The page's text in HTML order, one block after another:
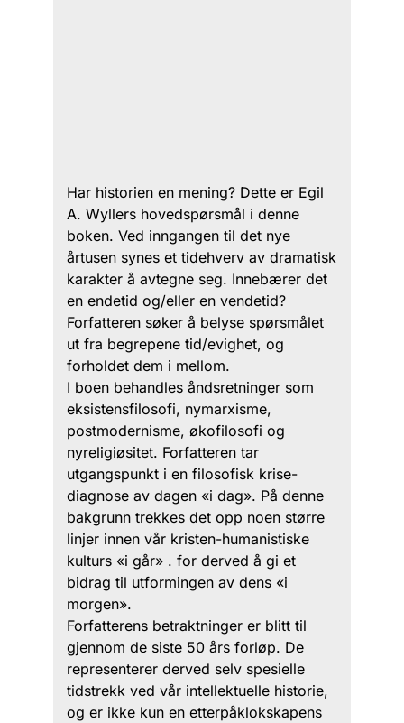
Har historien en mening? Dette er Egil
A. Wyllers hovedspørsmål i denne
boken. Ved inngangen til det nye
årtusen synes et tidehverv av dramatisk
karakter å avtegne seg. Innebærer det
en endetid og/eller en vendetid?
Forfatteren søker å belyse spørsmålet
ut fra begrepene tid/evighet, og
forholdet dem i mellom.
I boen behandles åndsretninger som
eksistensfilosofi, nymarxisme,
postmodernisme, økofilosofi og
nyreligiøsitet. Forfatteren tar
utgangspunkt i en filosofisk krise-
diagnose av dagen «i dag». På denne
bakgrunn trekkes det opp noen større
linjer innen vår kristen-humanistiske
kulturs «i går» . for derved å gi et
bidrag til utformingen av dens «i
morgen».
Forfatterens betraktninger er blitt til
gjennom de siste 50 års forløp. De
representerer derved selv spesielle
tidstrekk ved vår intellektuelle historie,
og er ikke kun en etterpåklokskapens